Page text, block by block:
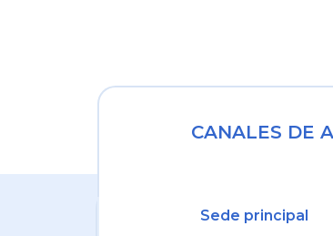
CANALES DE
Sede principal